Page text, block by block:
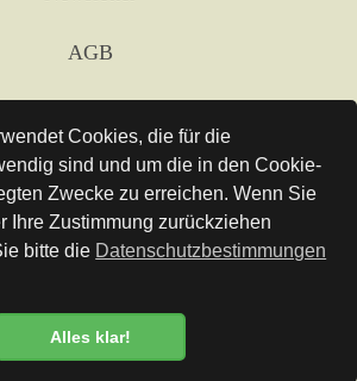
Cookies, die für die
sind und um die in den Cookie-
Zwecke zu erreichen. Wenn Sie
Ihre Zustimmung zurückziehen
bitte die Datenschutzbestimmungen
Alles klar!
AGB
Versand
Links